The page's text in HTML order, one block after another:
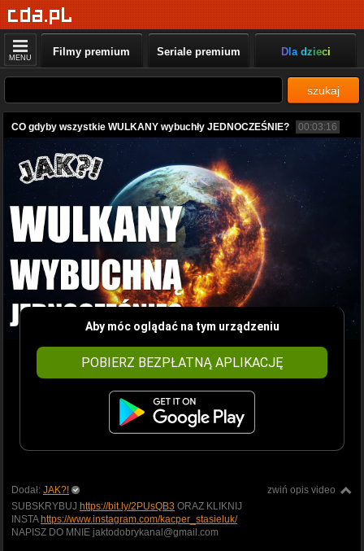
MENU Filmy premium Seriale premium Dla dzieci
szukaj
CO gdyby wszystkie WULKANY wybuchły JEDNOCZEŚNIE? 00:03:16
Aby móc oglądać na tym urządzeniu
POBIERZ BEZPŁATNĄ APLIKACJĘ
zwiń opis video
Dodał: JAK?!
SUBSKRYBUJ https://bit.ly/2PUsQB3 ORAZ KLIKNIJ
INSTAhttps://www.instagram.com/kacper_stasieluk/
NAPISZ DO MNIE jaktodobrykanal@gmail.com